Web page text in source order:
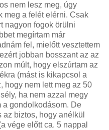
nem lesz meg, úgy
meg a felét elérni. Csak
nagyon fogok örülni
megírtam már
fel, mielőtt vesztettem
jobban bosszant az az
múlt, hogy elszúrtam az
(mást is kikapcsol a
hogy nem lett meg az 50
ha nem azzal megy
a gondolkodásom. De
biztos, hogy anélkül
vége előtt ca. 5 nappal